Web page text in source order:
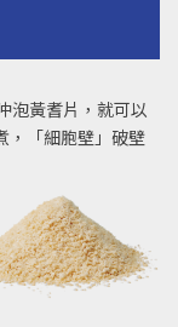
泡黃耆片，就可以
，「細胞壁」破壁